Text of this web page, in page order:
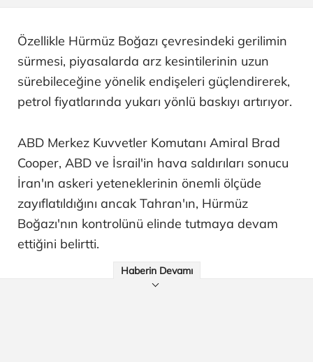
Özellikle Hürmüz Boğazı çevresindeki gerilimin
sürmesi, piyasalarda arz kesintilerinin uzun
sürebileceğine yönelik endişeleri güçlendirerek,
petrol fiyatlarında yukarı yönlü baskıyı artırıyor.
ABD Merkez Kuvvetler Komutanı Amiral Brad
Cooper, ABD ve İsrail'in hava saldırıları sonucu
İran'ın askeri yeteneklerinin önemli ölçüde
zayıflatıldığını ancak Tahran'ın, Hürmüz
Boğazı'nın kontrolünü elinde tutmaya devam
ettiğini belirtti.
Haberin Devamı